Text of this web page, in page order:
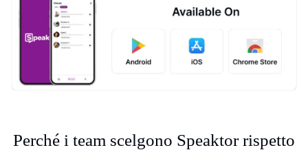
Perché i team scelgono Speaktor rispetto